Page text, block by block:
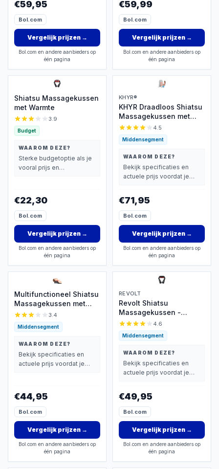
€59,95
Bol.com
Vergelijk prijzen→
Bol.com en andere aanbieders op
één pagina
€59,99
Bol.com
Vergelijk prijzen→
Bol.com en andere aanbieders op
één pagina
Shiatsu Massagekussen
met Warmte
3.9
Budget
WAAROM DEZE?
Sterke budgetoptie als je
vooral prijs en
€22,30
Bol.com
Vergelijk prijzen→
Bol.com en andere aanbieders op
één pagina
KHYR®
KHYR Draadloos Shiatsu
Massagekussen met
Warmte
4.5
Middensegment
WAAROM DEZE?
Bekijk specificaties en
actuele prijs voordat je
€71,95
Bol.com
Vergelijk prijzen→
Bol.com en andere aanbieders op
één pagina
Multifunctioneel Shiatsu
Massagekussen met
Warmte
3.4
Middensegment
WAAROM DEZE?
Bekijk specificaties en
actuele prijs voordat je
€44,95
Bol.com
Vergelijk prijzen→
Bol.com en andere aanbieders op
één pagina
REVOLT
Revolt Shiatsu
Massagekussen -
Infrarood 4.6
Middensegment
WAAROM DEZE?
Bekijk specificaties en
actuele prijs voordat je
€49,95
Bol.com
Vergelijk prijzen→
Bol.com en andere aanbieders op
één pagina